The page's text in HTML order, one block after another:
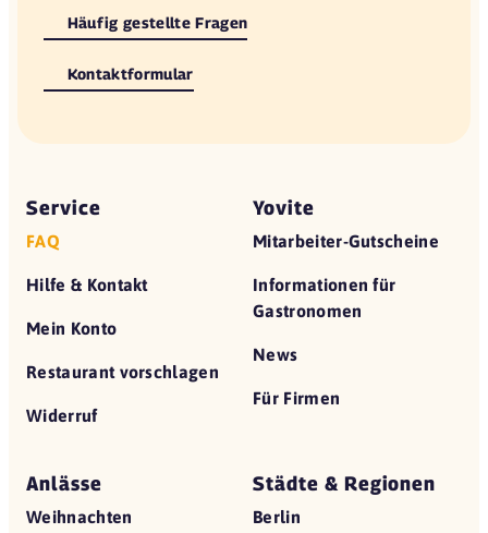
Häufig gestellte Fragen
Kontaktformular
Service
FAQ
Hilfe & Kontakt
Mein Konto
Restaurant vorschlagen
Widerruf
Yovite
Mitarbeiter-Gutscheine
Informationen für
Gastronomen
News
Für Firmen
Anlässe
Weihnachten
Städte & Regionen
Berlin